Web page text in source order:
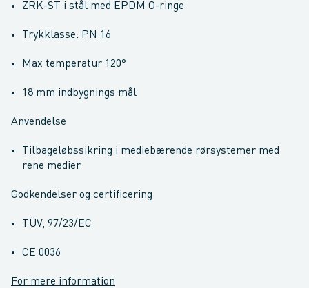
ZRK-ST i stål med EPDM O-ringe
Trykklasse: PN 16
Max temperatur 120°
18 mm indbygnings mål
Anvendelse
Tilbageløbssikring i mediebærende rørsystemer med
rene medier
Godkendelser og certificering
TÜV, 97/23/EC
CE 0036
For mere information